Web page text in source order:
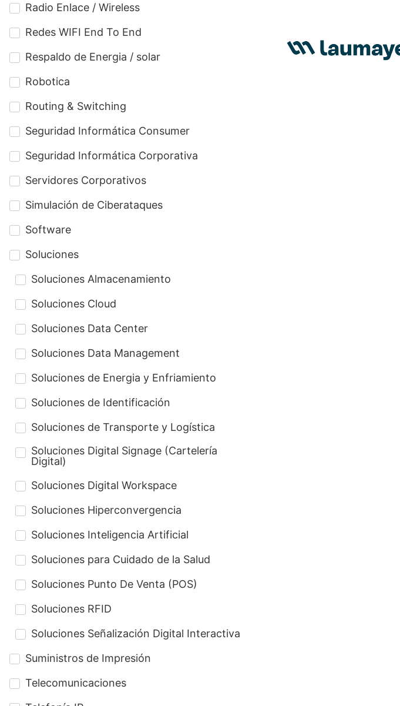
Radio Enlace / Wireless
Redes WIFI End To End
Respaldo de Energia / solar
Robotica
Routing & Switching
Seguridad Informática Consumer
Seguridad Informática Corporativa
Servidores Corporativos
Simulación de Ciberataques
Software
Soluciones
Soluciones Almacenamiento
Soluciones Cloud
Soluciones Data Center
Soluciones Data Management
Soluciones de Energia y Enfriamiento
Soluciones de Identificación
Soluciones de Transporte y Logística
Soluciones Digital Signage (Cartelería
Digital)
Soluciones Digital Workspace
Soluciones Hiperconvergencia
Soluciones Inteligencia Artificial
Soluciones para Cuidado de la Salud
Soluciones Punto De Venta (POS)
Soluciones RFID
Soluciones Señalización Digital Interactiva
Suministros de Impresión
Telecomunicaciones